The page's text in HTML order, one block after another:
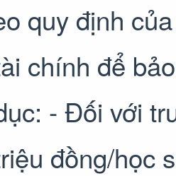
quy định
chính để
- Đối với
đồng/học